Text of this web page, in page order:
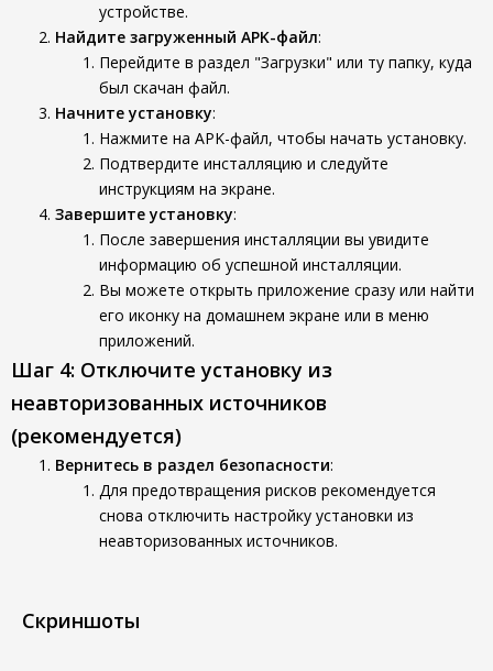
устройстве.
Найдите загруженный APK-файл:
Перейдите в раздел "Загрузки" или ту папку, куда
был скачан файл.
Начните установку:
Нажмите на APK-файл, чтобы начать установку.
Подтвердите инсталляцию и следуйте
инструкциям на экране.
Завершите установку:
После завершения инсталляции вы увидите
информацию об успешной инсталляции.
Вы можете открыть приложение сразу или найти
его иконку на домашнем экране или в меню
приложений.
Шаг 4: Отключите установку из
неавторизованных источников
(рекомендуется)
Вернитесь в раздел безопасности:
Для предотвращения рисков рекомендуется
снова отключить настройку установки из
неавторизованных источников.
Скриншоты